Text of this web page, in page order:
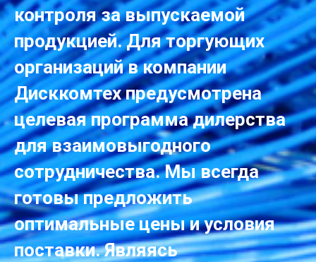
контроля за выпускаемой
продукцией. Для торгующих
организаций в компании
Дисккомтех предусмотрена
целевая программа дилерства
для взаимовыгодного
сотрудничества. Мы всегда
готовы предложить
оптимальные цены и условия
поставки. Являясь